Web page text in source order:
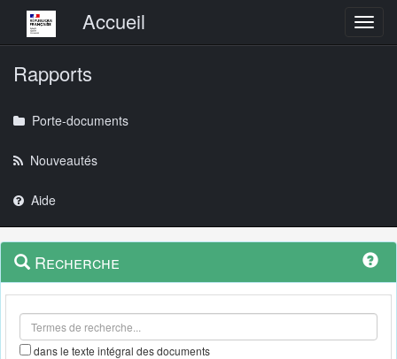
Menu principalAccueil
Rapports
Porte-documents
Nouveautés
Aide
Navigation
outils
Menu
contextuel
Recherche
dans le texte intégral des documents